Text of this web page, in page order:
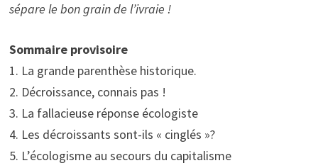
sépare le bon grain de l’ivraie !
Sommaire provisoire
1. La grande parenthèse historique.
2. Décroissance, connais pas !
3. La fallacieuse réponse écologiste
4. Les décroissants sont-ils « cinglés »?
5. L’écologisme au secours du capitalisme